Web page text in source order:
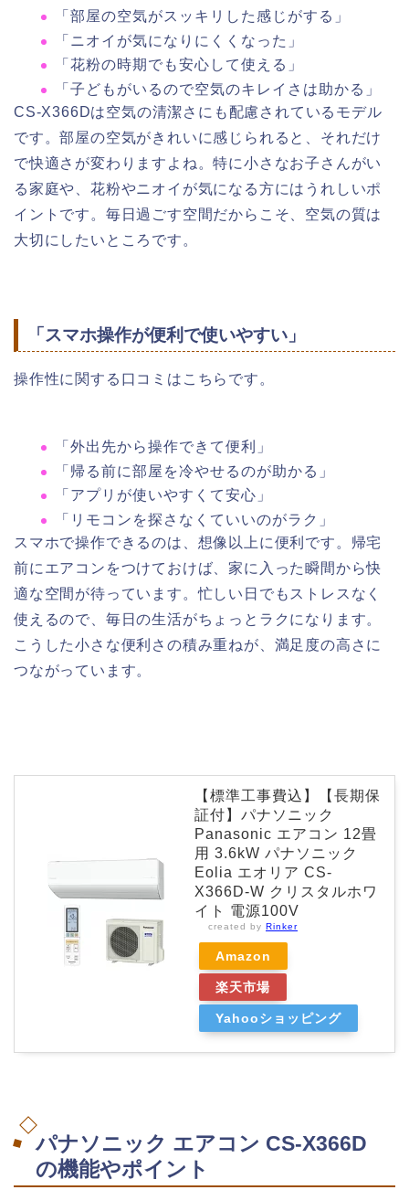
「部屋の空気がスッキリした感じがする」
「ニオイが気になりにくくなった」
「花粉の時期でも安心して使える」
「子どもがいるので空気のキレイさは助かる」
CS-X366Dは空気の清潔さにも配慮されているモデル
です。部屋の空気がきれいに感じられると、それだけ
で快適さが変わりますよね。特に小さなお子さんがい
る家庭や、花粉やニオイが気になる方にはうれしいポ
イントです。毎日過ごす空間だからこそ、空気の質は
大切にしたいところです。
「スマホ操作が便利で使いやすい」
操作性に関する口コミはこちらです。
「外出先から操作できて便利」
「帰る前に部屋を冷やせるのが助かる」
「アプリが使いやすくて安心」
「リモコンを探さなくていいのがラク」
スマホで操作できるのは、想像以上に便利です。帰宅
前にエアコンをつけておけば、家に入った瞬間から快
適な空間が待っています。忙しい日でもストレスなく
使えるので、毎日の生活がちょっとラクになります。
こうした小さな便利さの積み重ねが、満足度の高さに
つながっています。
【標準工事費込】【長期保
証付】パナソニック
Panasonic エアコン 12畳
用 3.6kW パナソニック
Eolia エオリア CS-
X366D-W クリスタルホワ
イト 電源100V
created by Rinker
Amazon
楽天市場
Yahooショッピング
パナソニック エアコン CS-X366D
の機能やポイント